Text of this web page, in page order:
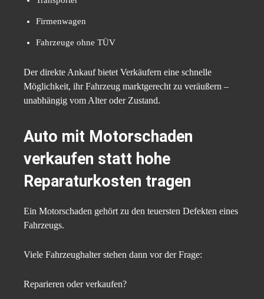
Firmenwagen
Fahrzeuge ohne TÜV
Der direkte Ankauf bietet Verkäufern eine schnelle
Möglichkeit, ihr Fahrzeug marktgerecht zu veräußern –
unabhängig vom Alter oder Zustand.
Auto mit Motorschaden
verkaufen statt hohe
Reparaturkosten tragen
Ein Motorschaden gehört zu den teuersten Defekten eines
Fahrzeugs.
Viele Fahrzeughalter stehen dann vor der Frage:
Reparieren oder verkaufen?